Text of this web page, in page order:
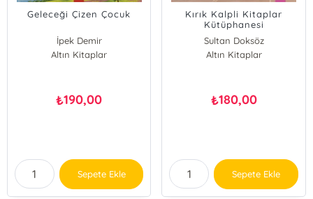
Geleceği Çizen Çocuk
İpek Demir
Altın Kitaplar
₺190,00
Sepete Ekle
Kırık Kalpli Kitaplar
Kütüphanesi
Sultan Doksöz
Altın Kitaplar
₺180,00
Sepete Ekle